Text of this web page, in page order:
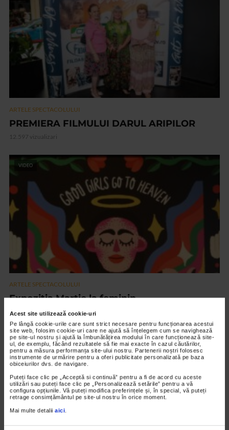
Acest site utilizează cookie-uri
Pe lângă cookie-urile care sunt strict necesare pentru funcționarea acestui
site web, folosim cookie-uri care ne ajută să înțelegem cum se navighează
pe site-ul nostru și ajută la îmbunătățirea modului în care funcționează site-
ul, de exemplu, făcând rezultatele să fie mai exacte în cazul căutărilor,
pentru a măsura performanța site-ului nostru. Partenerii noștri folosesc
instrumente de urmărire pentru a oferi publicitate personalizată pe baza
obiceiurilor dvs. de navigare.
Puteți face clic pe „Acceptă si continuă” pentru a fi de acord cu aceste
utilizări sau puteți face clic pe „Personalizează setările” pentru a vă
configura opțiunile. Vă puteți modifica preferințele și, în special, vă puteți
retrage consimțământul pe site-ul nostru în orice moment.
Mai multe detalii aici.
ARTELE SPECTACOLULUI
PREMIERA FILMULUI DARUL ARIPILOR
12.597 vizualizari
VIDEO
ARTELE SPECTACOLULUI
Expozitia Martie la feminin
3.774 vizualizari
RECOMANDĂRI